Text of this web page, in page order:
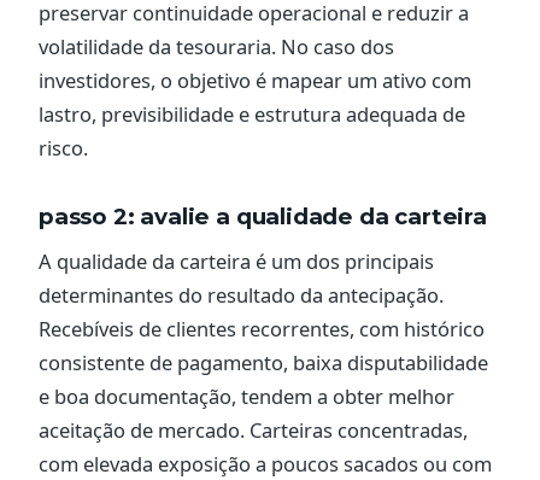
preservar continuidade operacional e reduzir a
volatilidade da tesouraria. No caso dos
investidores, o objetivo é mapear um ativo com
lastro, previsibilidade e estrutura adequada de
risco.
passo 2: avalie a qualidade da carteira
A qualidade da carteira é um dos principais
determinantes do resultado da antecipação.
Recebíveis de clientes recorrentes, com histórico
consistente de pagamento, baixa disputabilidade
e boa documentação, tendem a obter melhor
aceitação de mercado. Carteiras concentradas,
com elevada exposição a poucos sacados ou com